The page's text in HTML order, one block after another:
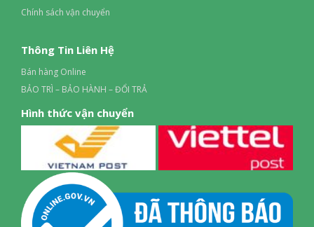
Chính sách vận chuyển
Thông Tin Liên Hệ
Bán hàng Online
BẢO TRÌ – BẢO HÀNH – ĐỔI TRẢ
Hình thức vận chuyển